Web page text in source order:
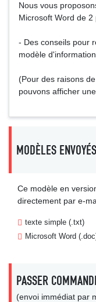
Nous vous
Microsoft Word de 2
- Des conseils pour
modèle d'information
(Pour des raisons
pouvons afficher
MODÈLES
Ce modèle en
directement par e-
texte simple (.txt)
Microsoft Word
PASSER
(envoi immédiat par